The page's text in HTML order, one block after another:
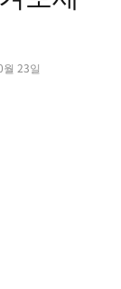
23일